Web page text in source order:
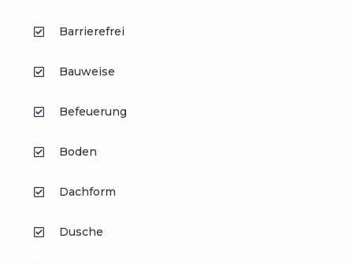
Barrierefrei
Bauweise
Befeuerung
Boden
Dachform
Dusche